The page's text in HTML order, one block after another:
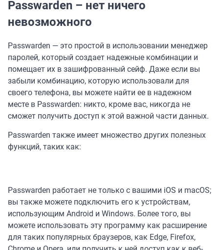
Passwarden – нет ничего
невозможного
Passwarden — это простой в использовании менеджер
паролей, который создает надежные комбинации и
помещает их в зашифрованный сейф. Даже если вы
забыли комбинацию, которую использовали для
своего телефона, вы можете найти ее в надежном
месте в Passwarden: никто, кроме вас, никогда не
сможет получить доступ к этой важной части данных.
Passwarden также имеет множество других полезных
функций, таких как:
Passwarden работает не только с вашими iOS и macOS;
вы также можете подключить его к устройствам,
использующим Android и Windows. Более того, вы
можете использовать эту программу как расширение
для таких популярных браузеров, как Edge, Firefox,